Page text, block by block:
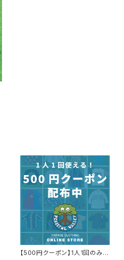
【500円クーポン】1人1回のみご